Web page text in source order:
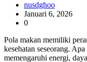
nusdghoo
Januari 6, 2026
0
Pola makan memiliki
kesehatan seseorang.
memengaruhi energi,